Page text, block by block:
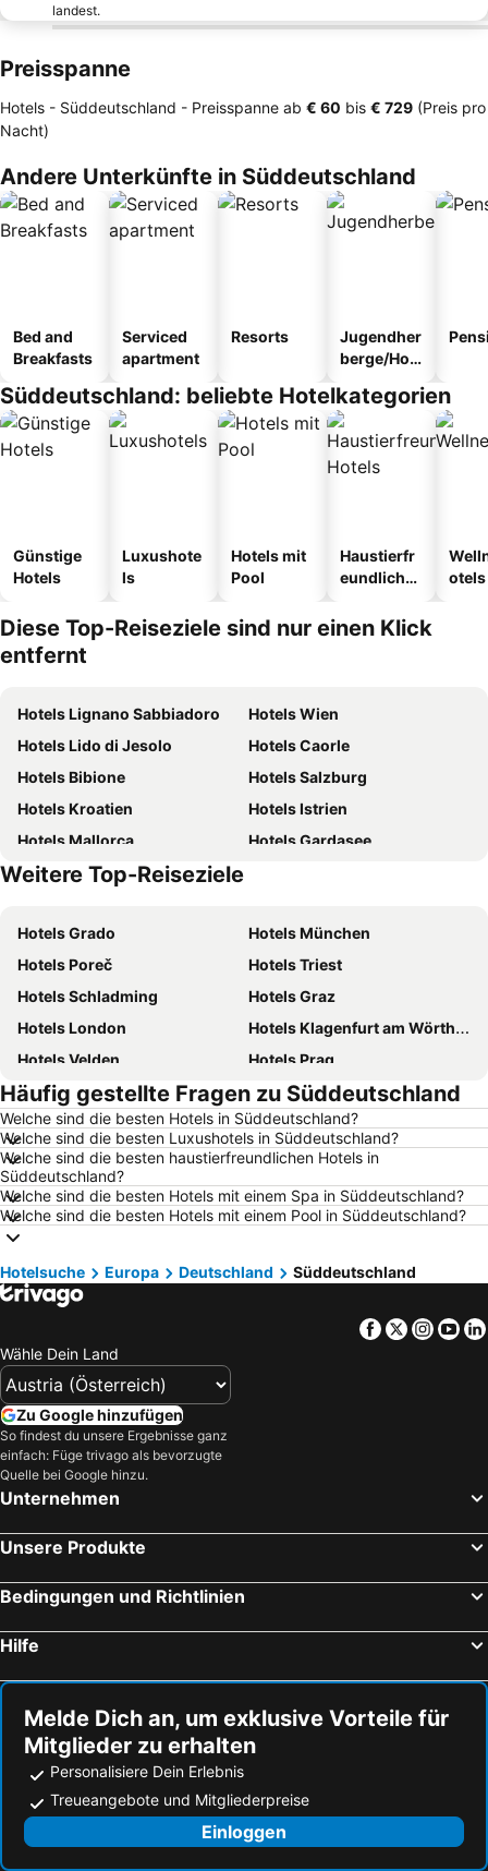
landest.
Preisspanne
Hotels - Süddeutschland - Preisspanne ab ‎€ 60 bis ‎€ 729 (Preis pro
Nacht)
Andere Unterkünfte in Süddeutschland
Bed and
Breakfasts
Serviced
apartment
Resorts
Jugendher
berge/Hos
Süddeutschland: beliebte Hotelkategorien
Günstige
Hotels
Luxushote
ls
Hotels mit
Pool
Haustierfr
eundliche
otels
Diese Top-Reiseziele sind nur einen Klick
entfernt
Hotels Lignano Sabbiadoro
Hotels Wien
Hotels Lido di Jesolo
Hotels Caorle
Hotels Bibione
Hotels Salzburg
Hotels Kroatien
Hotels Istrien
Hotels Mallorca
Hotels Gardasee
Hotels Österreich
Weitere Top-Reiseziele
Hotels Grado
Hotels München
Hotels Poreč
Hotels Triest
Hotels Schladming
Hotels Graz
Hotels London
Hotels Klagenfurt am Wörthersee
Hotels Velden
Hotels Prag
Hotels Barcelona
Hotels Innsbruck
Hotels Hamburg
Hotels Jesolo
Hotels Venedig
Hotels Rom
Hotels Umag
Hotels Rimini
Hotels Opatija
Hotels Kärnten
Hotels Wörthersee
Hotels Sardinien
Hotels Rhodos
Hotels Klopeiner See
Hotels Steiermark
Hotels Kroatische Adriaküste
Hotels Türkei
Hotels Salzkammergut
Hotels Achensee
Häufig gestellte Fragen zu Süddeutschland
Welche sind die besten Hotels in Süddeutschland?
Welche sind die besten Luxushotels in Süddeutschland?
Welche sind die besten haustierfreundlichen Hotels in
Süddeutschland?
Welche sind die besten Hotels mit einem Spa in Süddeutschland?
Welche sind die besten Hotels mit einem Pool in Süddeutschland?
Hotelsuche Europa Deutschland Süddeutschland
Facebook
Twitter
Wähle Dein Land
Zu Google hinzufügen
So findest du unsere Ergebnisse ganz
einfach: Füge trivago als bevorzugte
Quelle bei Google hinzu.
Unternehmen
Unsere Produkte
Bedingungen und Richtlinien
Hilfe
Melde Dich an, um exklusive Vorteile für
Mitglieder zu erhalten
Personalisiere Dein Erlebnis
Treueangebote und Mitgliederpreise
Einloggen